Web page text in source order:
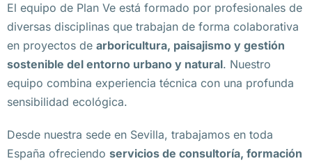
El equipo de Plan Ve está formado por profesionales de
diversas disciplinas que trabajan de forma colaborativa
en proyectos de arboricultura, paisajismo y gestión
sostenible del entorno urbano y natural. Nuestro
equipo combina experiencia técnica con una profunda
sensibilidad ecológica.
Desde nuestra sede en Sevilla, trabajamos en toda
España ofreciendo servicios de consultoría, formación